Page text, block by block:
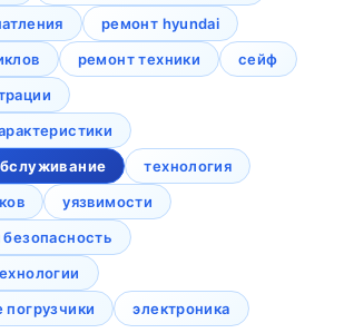
ремонт hyundai
ремонт техники
сейф
технология
уязвимости
безопасность
погрузчики
электроника